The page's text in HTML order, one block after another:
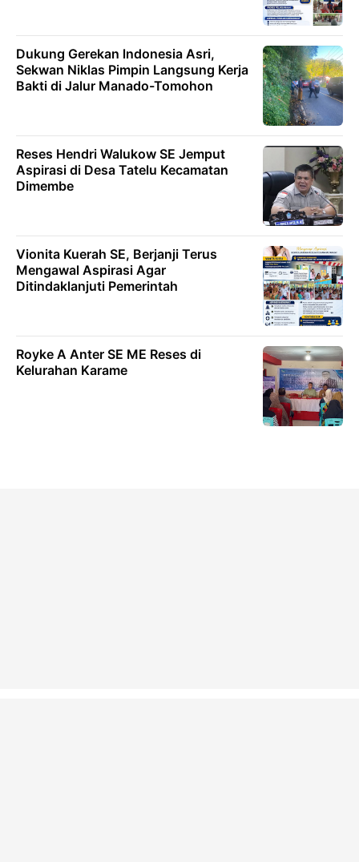
Dukung Gerekan lndonesia Asri,
Sekwan Niklas Pimpin Langsung Kerja
Bakti di Jalur Manado-Tomohon
Reses Hendri Walukow SE Jemput
Aspirasi di Desa Tatelu Kecamatan
Dimembe
Vionita Kuerah SE, Berjanji Terus
Mengawal Aspirasi Agar
Ditindaklanjuti Pemerintah
Royke A Anter SE ME Reses di
Kelurahan Karame